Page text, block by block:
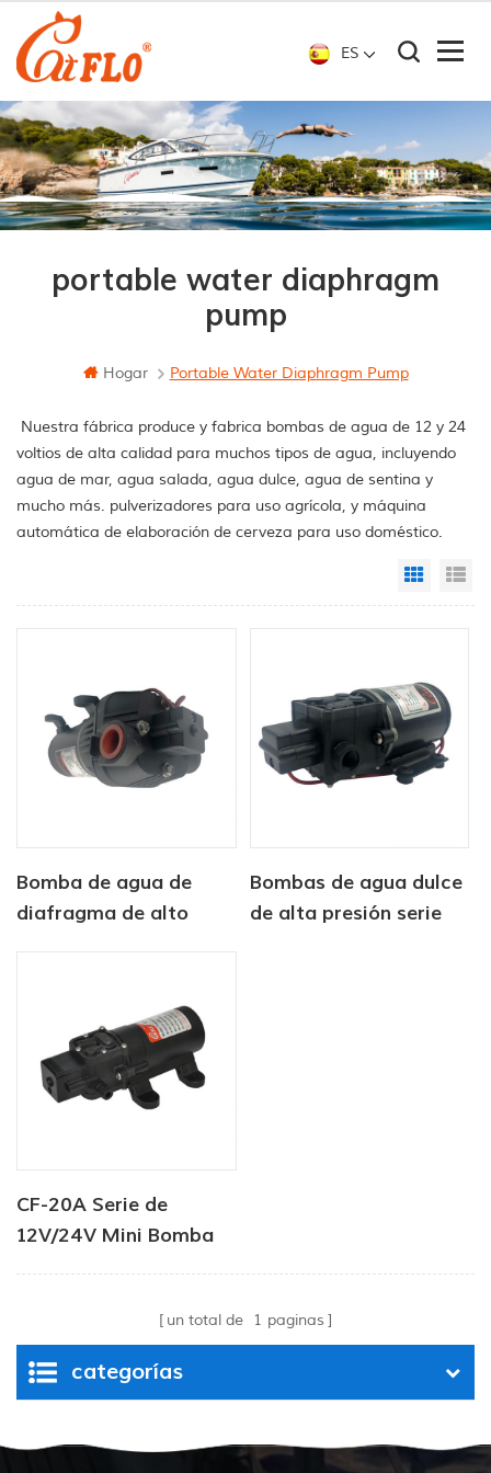
ES
portable water diaphragm
pump
Hogar Portable Water Diaphragm Pump
Nuestra fábrica produce y fabrica bombas de agua de 12 y 24
voltios de alta calidad para muchos tipos de agua, incluyendo
agua de mar, agua salada, agua dulce, agua de sentina y
mucho más. pulverizadores para uso agrícola, y máquina
automática de elaboración de cerveza para uso doméstico.
Grid
Bomba de agua de
diafragma de alto
Bombas de agua dulce
de alta presión serie
CF-20A Serie de
12V/24V Mini Bomba
un total de 1 paginas
categorías